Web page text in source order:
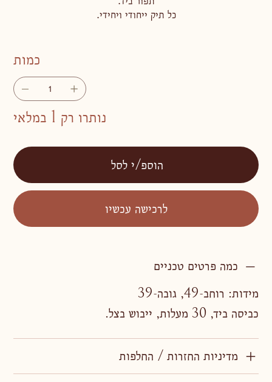
כל תיק ייחודי ויחידי.
כמות
נותרו רק 1 במלאי
הוספ/י לסל
לרכישה עכשיו
כמה פרטים טכניים
מידות: רוחב-49, גובה-39
כביסה ביד, 30 מעלות, ייבוש בצל.
מדיניות החזרות / החלפות